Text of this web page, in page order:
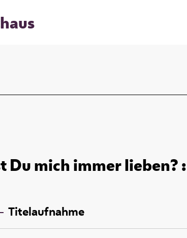
Du mich immer lieben?
Titelaufnahme